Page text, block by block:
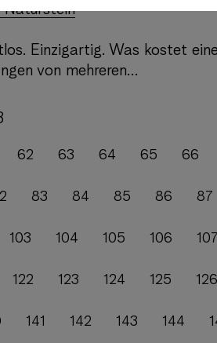
Naturstein
Einzigartig. Was kostet
von mehreren…
62 63 64 65 66
83 84 85 86 87
103 104 105 106 107
122 123 124 125 126
141 142 143 144